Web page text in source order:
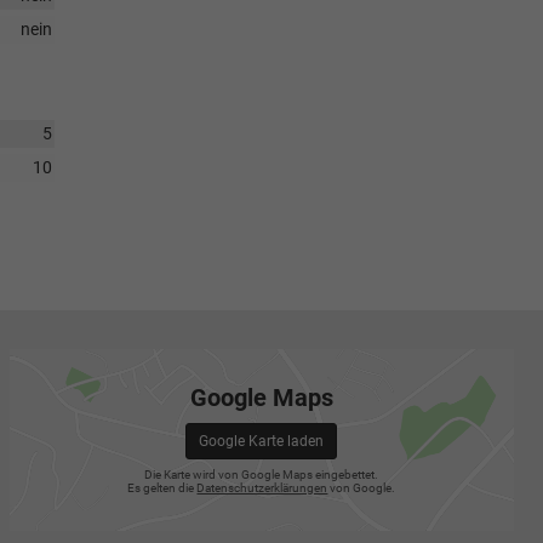
nein
5
10
Google Maps
Google Karte laden
Die Karte wird von Google Maps eingebettet.
Es gelten die Datenschutzerklärungen von Google.